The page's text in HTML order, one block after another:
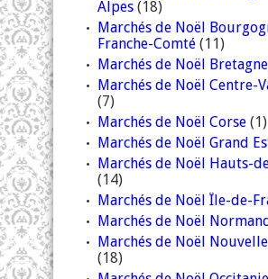
Alpes (18)
Marchés de Noël
Franche-Comté (11)
Marchés de Noël Bretagne
Marchés de Noël Centre-
(7)
Marchés de Noël Corse (1)
Marchés de Noël Grand
Marchés de Noël Hauts-
(14)
Marchés de Noël Île-de-
Marchés de Noël
Marchés de Noël
(18)